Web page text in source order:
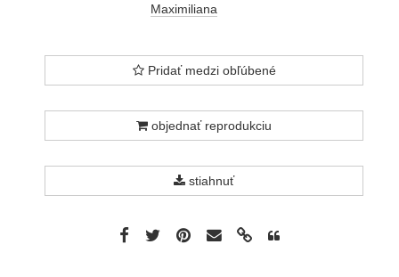
Maximiliana
Pridať medzi obľúbené
objednať reprodukciu
stiahnuť